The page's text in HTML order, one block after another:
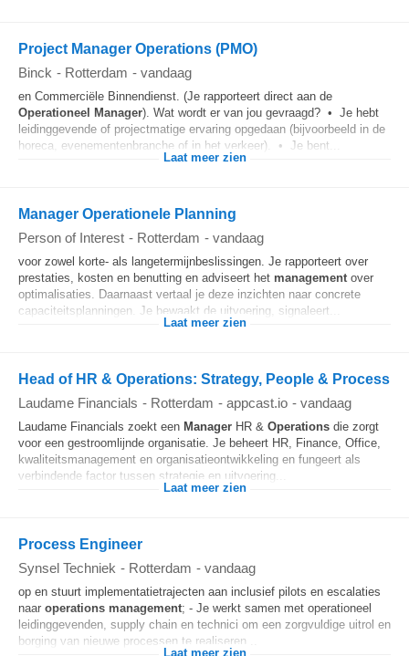
Project Manager Operations (PMO)
Binck - Rotterdam - vandaag
en Commerciële Binnendienst. (Je rapporteert direct aan de
Operationeel
Manager). Wat wordt er van jou gevraagd? • Je hebt
leidinggevende of projectmatige ervaring opgedaan (bijvoorbeeld in de
horeca, evenementenbranche of in het verkeer). • Je bent...
Laat meer zien
Manager Operationele Planning
Person of Interest - Rotterdam - vandaag
voor zowel korte- als langetermijnbeslissingen. Je rapporteert over
prestaties, kosten en benutting en adviseert het management over
optimalisaties. Daarnaast vertaal je deze inzichten naar concrete
capaciteitsplanningen. Je bewaakt de uitvoering, signaleert...
Laat meer zien
Head of HR & Operations: Strategy, People & Process
Laudame Financials - Rotterdam - appcast.io - vandaag
Laudame Financials zoekt een Manager HR & Operations die zorgt
voor een gestroomlijnde organisatie. Je beheert HR, Finance, Office,
kwaliteitsmanagement en organisatieontwikkeling en fungeert als
verbindende factor tussen strategie en uitvoering...
Laat meer zien
Process Engineer
Synsel Techniek - Rotterdam - vandaag
op en stuurt implementatietrajecten aan inclusief pilots en escalaties
naar operations management; - Je werkt samen met operationeel
leidinggevenden, supply chain en technici om een zorgvuldige uitrol en
borging van nieuwe processen te realiseren...
Laat meer zien